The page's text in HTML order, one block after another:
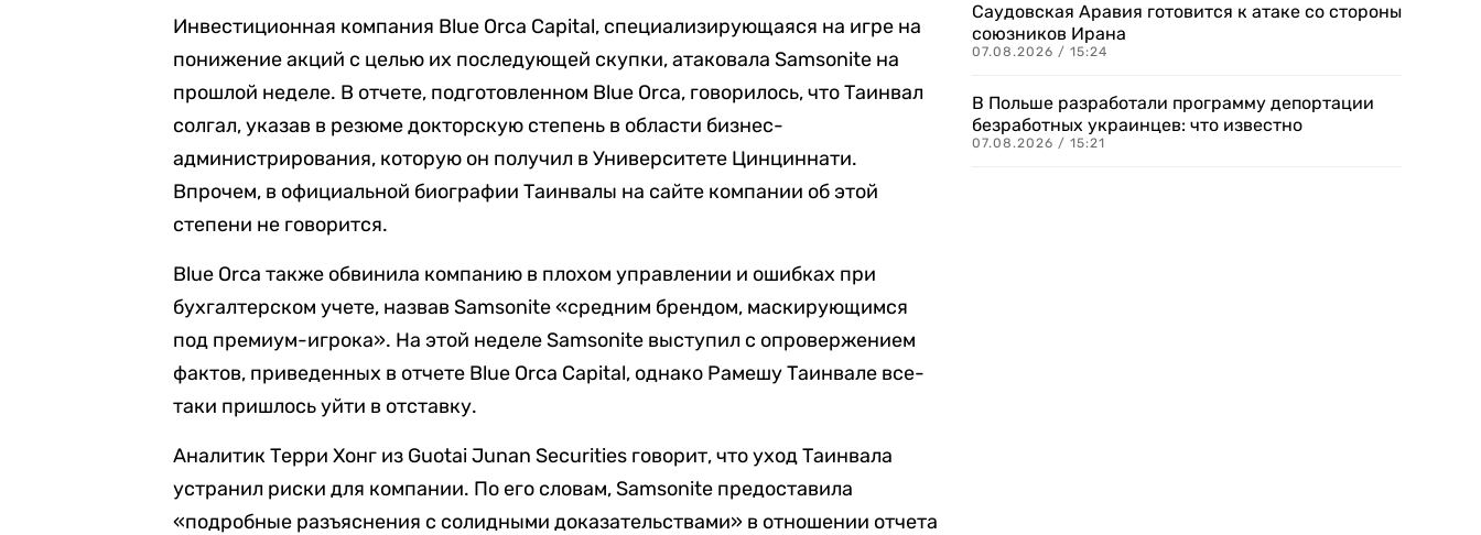
Инвестиционная компания Blue Orca Capital, специализирующаяся на игре на
понижение акций с целью их последующей скупки, атаковала Samsonite на
прошлой неделе. В отчете, подготовленном Blue Orca, говорилось, что Таинвал
солгал, указав в резюме докторскую степень в области бизнес-
администрирования, которую он получил в Университете Цинциннати.
Впрочем, в официальной биографии Таинвалы на сайте компании об этой
степени не говорится.
Blue Orca также обвинила компанию в плохом управлении и ошибках при
бухгалтерском учете, назвав Samsonite «средним брендом, маскирующимся
под премиум-игрока». На этой неделе Samsonite выступил с опровержением
фактов, приведенных в отчете Blue Orca Capital, однако Рамешу Таинвале все-
таки пришлось уйти в отставку.
Аналитик Терри Хонг из Guotai Junan Securities говорит, что уход Таинвала
устранил риски для компании. По его словам, Samsonite предоставила
«подробные разъяснения с солидными доказательствами» в отношении отчета
Саудовская Аравия готовится к атаке со стороны
союзников Ирана
07.08.2026 / 15:24
В Польше разработали программу депортации
безработных украинцев: что известно
07.08.2026 / 15:21